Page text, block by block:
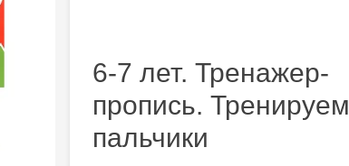
6-7 лет. Тренажер-
пропись. Тренируем
пальчики